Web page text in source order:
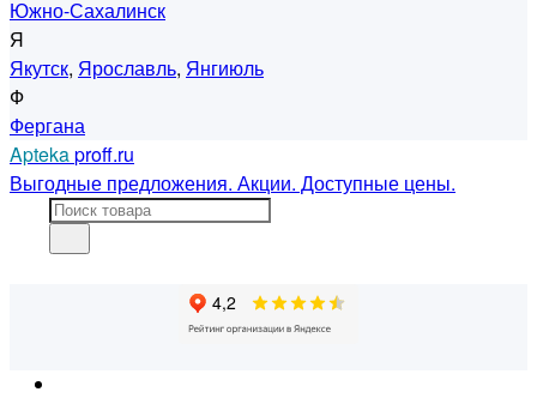
Южно-Сахалинск
Я
Якутск, Ярославль, Янгиюль
Ф
Фергана
Aptekaproff.ru
Выгодные предложения. Акции. Доступные цены.